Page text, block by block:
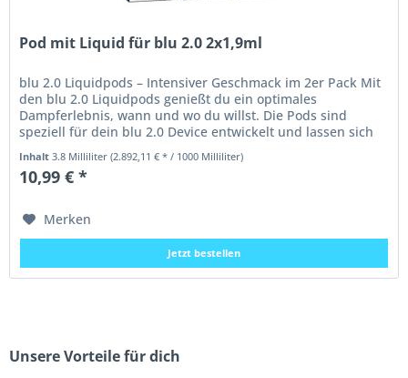
Pod mit Liquid für blu 2.0 2x1,9ml
blu 2.0 Liquidpods – Intensiver Geschmack im 2er Pack Mit
den blu 2.0 Liquidpods genießt du ein optimales
Dampferlebnis, wann und wo du willst. Die Pods sind
speziell für dein blu 2.0 Device entwickelt und lassen sich
Inhalt3.8 Milliliter(2.892,11 € * / 1000 Milliliter)
10,99 € *
Merken
Jetzt bestellen
Unsere Vorteile für dich